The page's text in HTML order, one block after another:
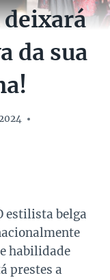
da sua
estilista belga
habilidade
prestes a